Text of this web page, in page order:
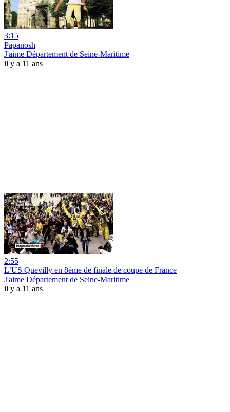
3:15
Papanosh
J'aime Département de Seine-Maritime
il y a 11 ans
2:55
L’US Quevilly en 8ème de finale de coupe de France
J'aime Département de Seine-Maritime
il y a 11 ans